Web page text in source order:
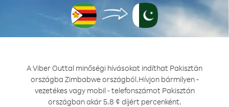
A Viber Outtal minőségi hívásokat indíthat Pakisztán
országba Zimbabwe országból.Hívjon bármilyen -
vezetékes vagy mobil - telefonszámot Pakisztán
országban akár 5.8 ¢ díjért percenként.